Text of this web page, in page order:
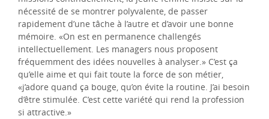
nécessité de se montrer polyvalente, de passer
rapidement d’une tâche à l’autre et d’avoir une bonne
mémoire. «On est en permanence challengés
intellectuellement. Les managers nous proposent
fréquemment des idées nouvelles à analyser.» C’est ça
qu’elle aime et qui fait toute la force de son métier,
«j’adore quand ça bouge, qu’on évite la routine. J’ai besoin
d’être stimulée. C’est cette variété qui rend la profession
si attractive.»